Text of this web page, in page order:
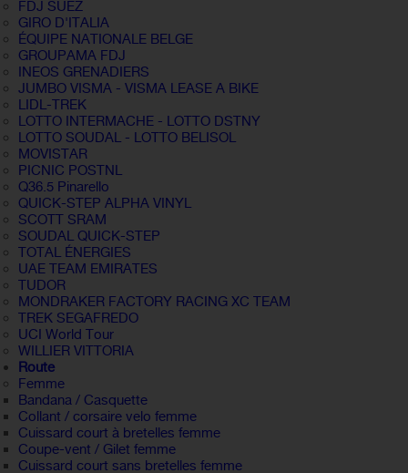
FDJ SUEZ
GIRO D'ITALIA
ÉQUIPE NATIONALE BELGE
GROUPAMA FDJ
INEOS GRENADIERS
JUMBO VISMA - VISMA LEASE A BIKE
LIDL-TREK
LOTTO INTERMACHE - LOTTO DSTNY
LOTTO SOUDAL - LOTTO BELISOL
MOVISTAR
PICNIC POSTNL
Q36.5 Pinarello
QUICK-STEP ALPHA VINYL
SCOTT SRAM
SOUDAL QUICK-STEP
TOTAL ÉNERGIES
UAE TEAM EMIRATES
TUDOR
MONDRAKER FACTORY RACING XC TEAM
TREK SEGAFREDO
UCI World Tour
WILLIER VITTORIA
Route
Femme
Bandana / Casquette
Collant / corsaire velo femme
Cuissard court à bretelles femme
Coupe-vent / Gilet femme
Cuissard court sans bretelles femme